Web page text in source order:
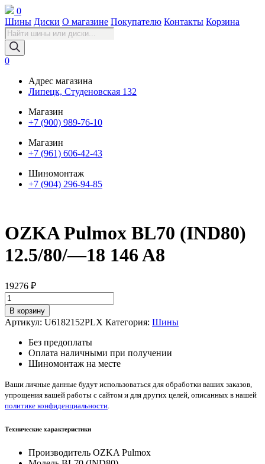
0
Шины Диски О магазине Покупателю Контакты Корзина
Поиск
товаров
0
Адрес магазина
Липецк, Студеновская 132
Магазин
+7 (900) 989-76-10
Магазин
+7 (961) 606-42-43
Шиномонтаж
+7 (904) 296-94-85
OZKA Pulmox BL70 (IND80)
12.5/80/—18 146 A8
19276 ₽
Количество
товара
OZKA
Pulmox
BL70
(IND80)
12.5/80/
18
146
A8
В корзину
Артикул: U6182152PLX Категория: Шины
Без предоплаты
Оплата наличными при получении
Шиномонтаж на месте
Ваши личные данные будут использоваться для обработки ваших заказов,
упрощения вашей работы с сайтом и для других целей, описанных в нашей
политике конфиденциальности
Технические характеристики
Производитель OZKA Pulmox